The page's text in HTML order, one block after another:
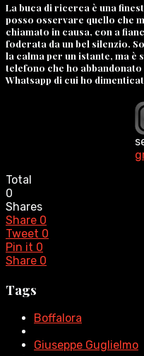
La buca di ricerca è una
posso osservare quello che
chiamato in causa, con a
foderata da un bel silenzio.
la calma per un istante, ma è
telefono che ho
Whatsapp di cui ho
Total
0
Shares
Share 0
Tweet 0
Pin it 0
Share 0
Tags
Boffalora
Giuseppe Guglielmo